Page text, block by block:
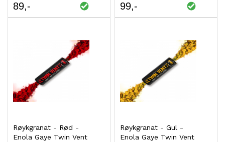
89 99
Røykgranat - Rød -
Enola Gaye Twin Vent
Røykgranat - Gul -
Enola Gaye Twin Vent